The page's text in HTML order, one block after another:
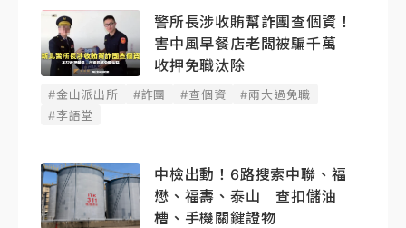
警所長涉收賄幫詐團查個資！
害中風早餐店老闆被騙千萬
收押免職汰除
#金山派出所 #詐團 #查個資
#兩大過免職
#李語堂
中檢出動！6路搜索中聯、福
懋、福壽、泰山 查扣儲油
槽、手機關鍵證物